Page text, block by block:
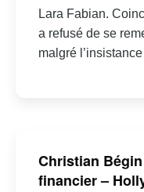
Lara Fabian.
a refusé de se
malgré
Christian
financier –